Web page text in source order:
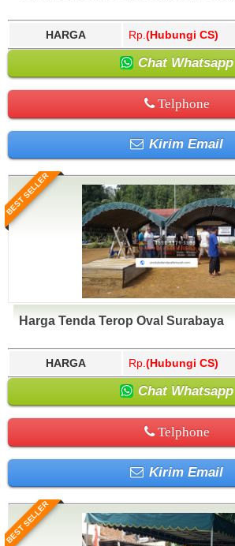
HARGA Rp. (Hubungi CS)
Chat Whatsapp
Telphone
Kirim Email
BEST SELLER
Harga Tenda Terop Oval Surabaya
HARGA Rp. (Hubungi CS)
Chat Whatsapp
Telphone
Kirim Email
BEST SELLER